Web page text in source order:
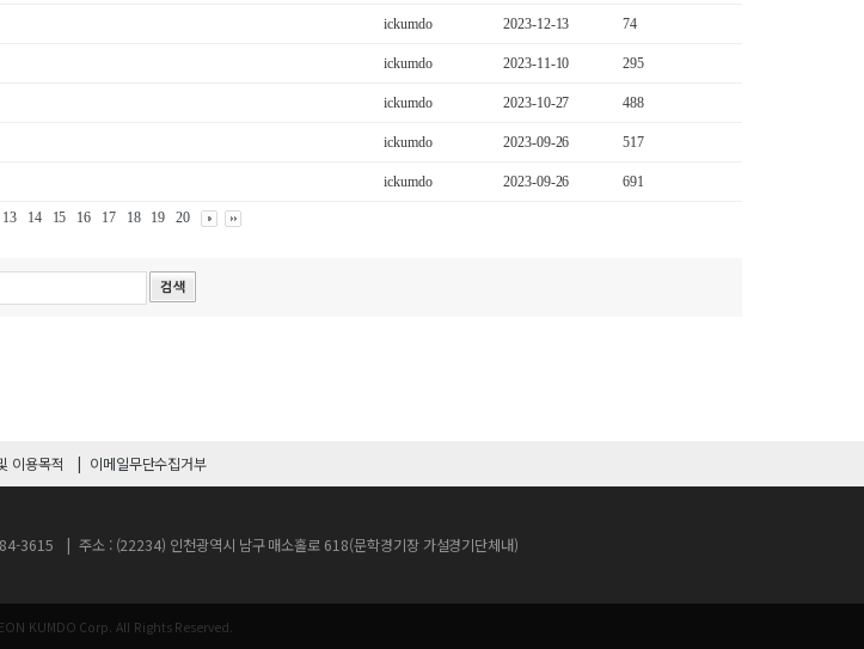
ickumdo 2023-12-13 74
ickumdo 2023-11-10 295
ickumdo 2023-10-27 488
ickumdo 2023-09-26 517
ickumdo 2023-09-26 691
13 14 15 16 17 18 19 20
이용목적 이메일무단수집거부
3615 주소 : (22234) 인천광역시 남구 매소홀로 618(문학경기장 가설경기단체내)
KUMDO Corp. All Rights Reserved.